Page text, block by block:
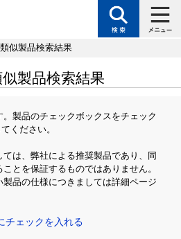
似製品検索結果
製品検索結果
製品のチェックボックスをチェック
ください。
は、弊社による推奨製品であり、同
とを保証するものではありません。
品の仕様につきましては詳細ページ
チェックを入れる